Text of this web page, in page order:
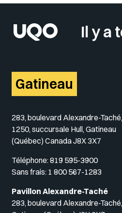
Il y a
Gatineau
283, boulevard Alexandre-Taché,
1250, succursale Hull, Gatineau
(Québec) Canada J8X 3X7
Téléphone:819 595-3900
Sans frais: 1 800 567-1283
Pavillon Alexandre-Taché
283, boulevard Alexandre-Taché,